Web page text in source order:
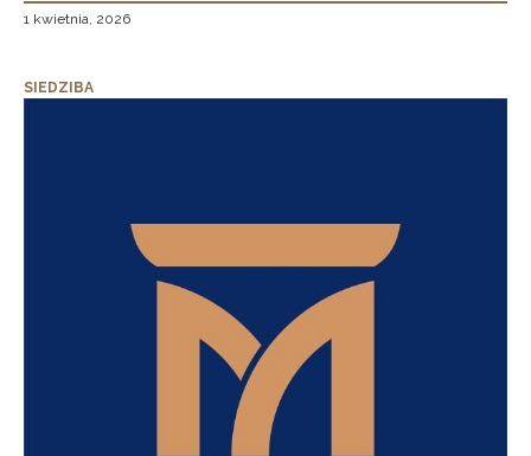
1 kwietnia, 2026
SIEDZIBA